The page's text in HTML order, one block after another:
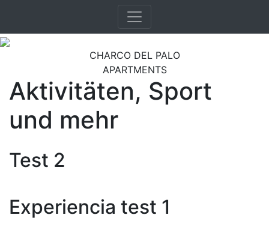
CHARCO DEL PALO
APARTMENTS
Aktivitäten, Sport
und mehr
Test 2
Experiencia test 1